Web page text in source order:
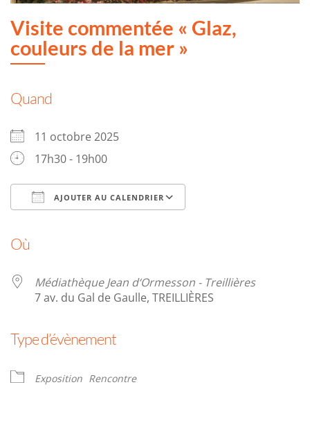
Visite commentée « Glaz,
couleurs de la mer »
Quand
11 octobre 2025
17h30 - 19h00
AJOUTER AU CALENDRIER
Où
Médiathèque Jean d‘Ormesson - Treillières
7 av. du Gal de Gaulle, TREILLIÈRES
Type d’évènement
Exposition Rencontre